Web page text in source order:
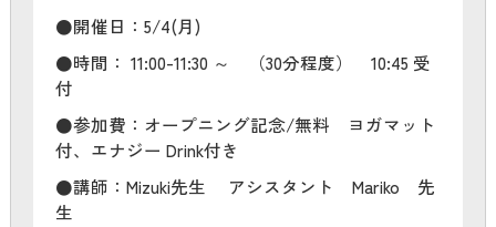
●開催日：5/4(月)
●時間： 11:00-11:30 ～ （30分程度） 10:45 受
付
●参加費：オープニング記念/無料 ヨガマット
付、エナジー Drink付き
●講師：Mizuki先生 アシスタント Mariko 先
生